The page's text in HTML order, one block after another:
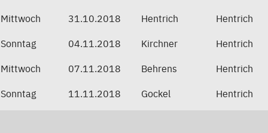
Mittwoch
31.10.2018 Hentrich
Hentrich
Sonntag
04.11.2018 Kirchner
Hentrich
Mittwoch
07.11.2018 Behrens
Hentrich
Sonntag
11.11.2018 Gockel Hentrich